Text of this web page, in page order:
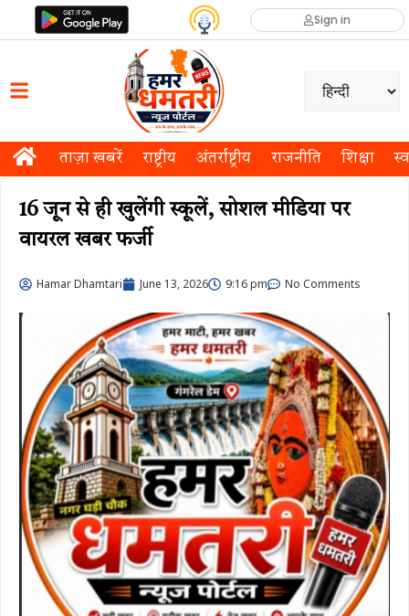
Sign in
ताज़ा खबरें राष्ट्रीय अंतर्राष्ट्रीय राजनीति शिक्षा
16 जून से ही खुलेंगी स्कूलें, सोशल मीडिया पर
वायरल खबर फर्जी
Hamar Dhamtari June 13, 2026 9:16 pm No Comments